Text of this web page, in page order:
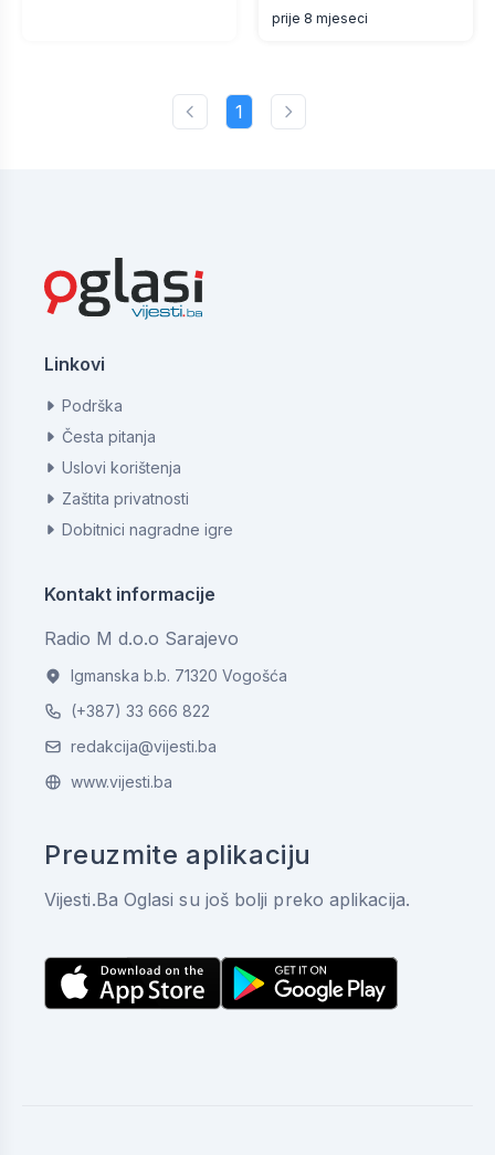
prije 8 mjeseci
1
Linkovi
Podrška
Česta pitanja
Uslovi korištenja
Zaštita privatnosti
Dobitnici nagradne igre
Kontakt informacije
Radio M d.o.o Sarajevo
Igmanska b.b. 71320 Vogošća
(+387) 33 666 822
redakcija@vijesti.ba
www.vijesti.ba
Preuzmite aplikaciju
Vijesti.Ba Oglasi su još bolji preko aplikacija.